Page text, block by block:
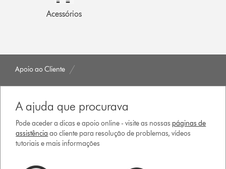
Acessórios
Apoio ao Cliente
A ajuda que procurava
Pode aceder a dicas e apoio online - visite as nossas páginas de
assistência ao cliente para resolução de problemas, vídeos
tutoriais e mais informações